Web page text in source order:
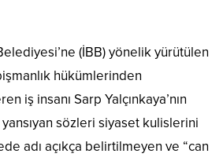
(İBB) yönelik yürütülen
hükümlerinden
iş insanı Sarp Yalçınkaya’nın
yansıyan sözleri siyaset kulislerini
adı açıkça belirtilmeyen ve “can